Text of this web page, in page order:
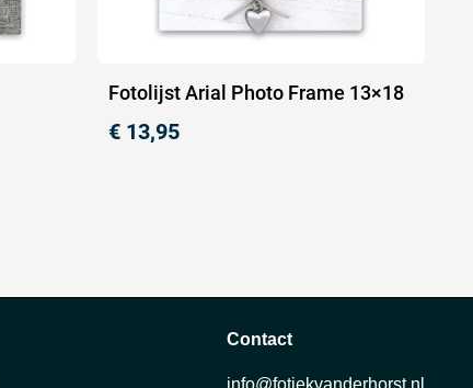
Fotolijst Arial Photo Frame 13×18
€ 13,95
Contact
info@fotiekvanderhorst.nl